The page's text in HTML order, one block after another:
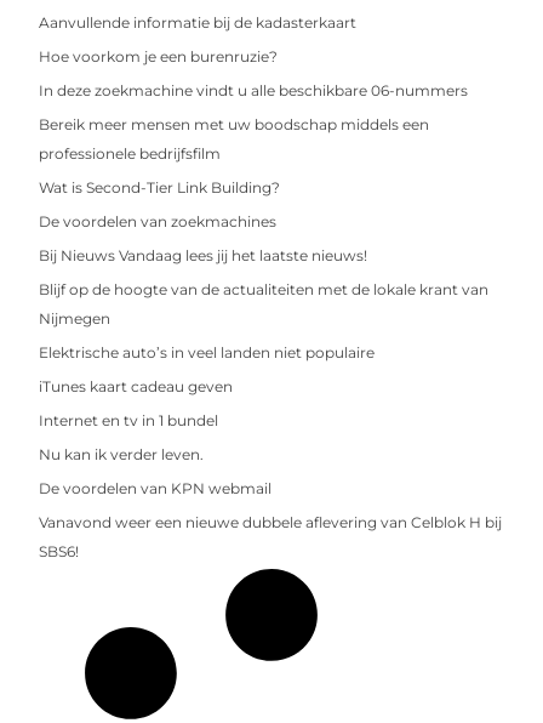
Aanvullende informatie bij de kadasterkaart
Hoe voorkom je een burenruzie?
In deze zoekmachine vindt u alle beschikbare 06-nummers
Bereik meer mensen met uw boodschap middels een
professionele bedrijfsfilm
Wat is Second-Tier Link Building?
De voordelen van zoekmachines
Bij Nieuws Vandaag lees jij het laatste nieuws!
Blijf op de hoogte van de actualiteiten met de lokale krant van
Nijmegen
Elektrische auto’s in veel landen niet populaire
iTunes kaart cadeau geven
Internet en tv in 1 bundel
Nu kan ik verder leven.
De voordelen van KPN webmail
Vanavond weer een nieuwe dubbele aflevering van Celblok H bij
SBS6!